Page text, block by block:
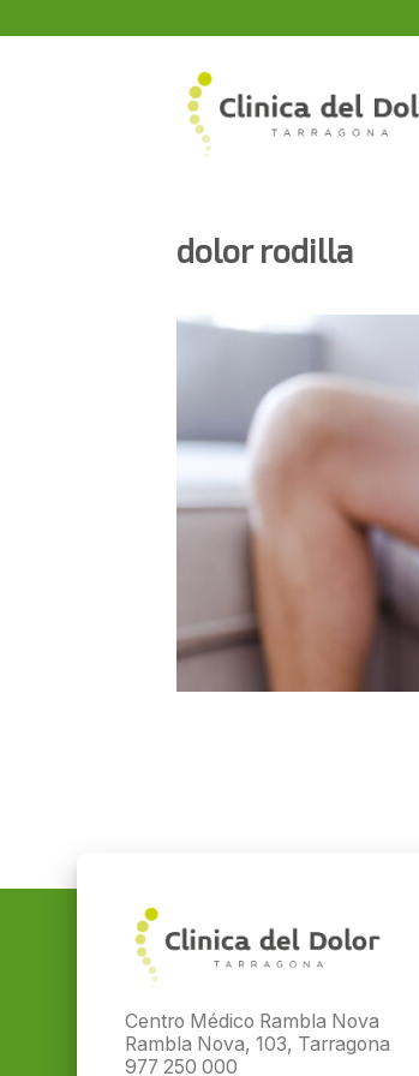
to
dolor rodilla
Centro Médico Rambla Nova
Rambla Nova, 103, Tarragona
977 250 000